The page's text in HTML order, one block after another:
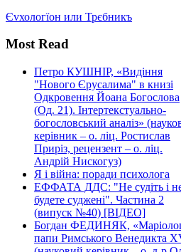
Єvхологїон или Трєбникъ
Most Read
Петро КУШНІР, «Видіння
"Нового Єрусалима" в книзі
Одкровення Йоана Богослова
(Од. 21). Інтертекстуально-
богословський аналіз»
керівник – о. ліц. Ростислав
Приріз, рецензент – о. ліц.
Андрій Нискогуз)
Я і війна: поради психолога
ЕФФАТА ДДС: "Не судіть і
будете суджені". Частина 2
(випуск №40) [ВІДЕО]
Богдан ФЕДИНЯК,
папи Римського Венедикта